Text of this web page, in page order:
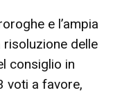
e l’ampia
delle
consiglio in
voti a favore,